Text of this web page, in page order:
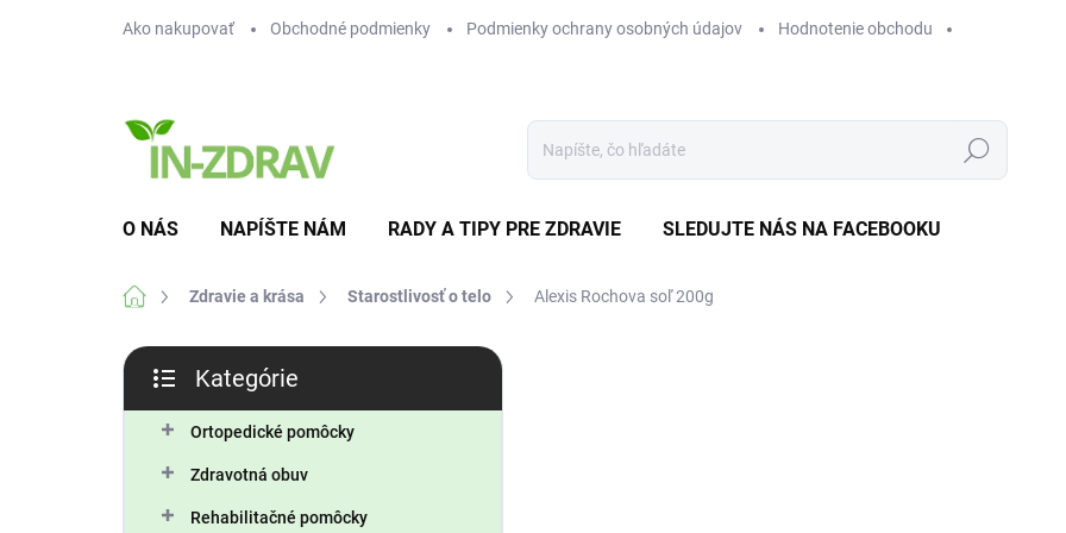
Ako nakupovať Obchodné podmienky Podmienky ochrany osobných údajov Hodnotenie obchodu
Hľadať
O NÁS NAPÍŠTE NÁM RADY A TIPY PRE ZDRAVIE SLEDUJTE NÁS NA FACEBOOKU
DomovZdravie a krása Starostlivosť o telo Alexis Rochova soľ 200g
B
č
kategórie
Kategórie
Ortopedické pomôcky
Zdravotná obuv
Rehabilitačné pomôcky